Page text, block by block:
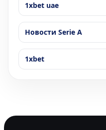
1xbet uae
Новости Serie A
1xbet